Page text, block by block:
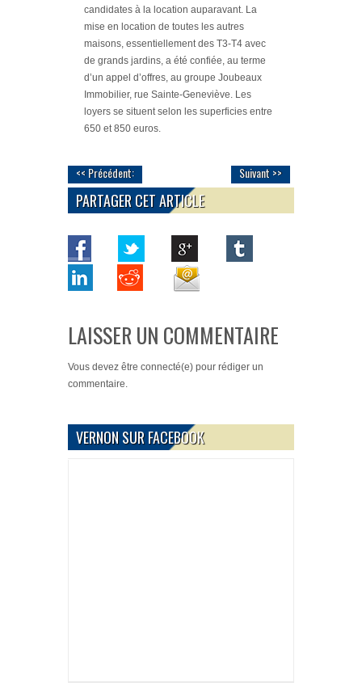
candidates à la location auparavant. La
mise en location de toutes les autres
maisons, essentiellement des T3-T4 avec
de grands jardins, a été confiée, au terme
d’un appel d’offres, au groupe Joubeaux
Immobilier, rue Sainte-Geneviève. Les
loyers se situent selon les superficies entre
650 et 850 euros.
<< Précédent: Suivant >>
PARTAGER CET ARTICLE
LAISSER UN COMMENTAIRE
Vous devez être connecté(e) pour rédiger un
commentaire.
VERNON SUR FACEBOOK